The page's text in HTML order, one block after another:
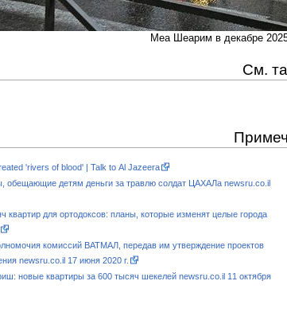
Меа Шеарим в декабре
См.
'rivers of blood' | Talk to Al Jazeera
обещающие детям деньги за травлю солдат ЦАХАЛа newsru.co.il
квартир для ортодоксов: планы, которые изменят целые города
комиссий ВАТМАЛ, передав им утверждение проектов
newsru.co.il 17 июня 2020 г.
новые квартиры за 600 тысяч шекелей newsru.co.il 11 октября